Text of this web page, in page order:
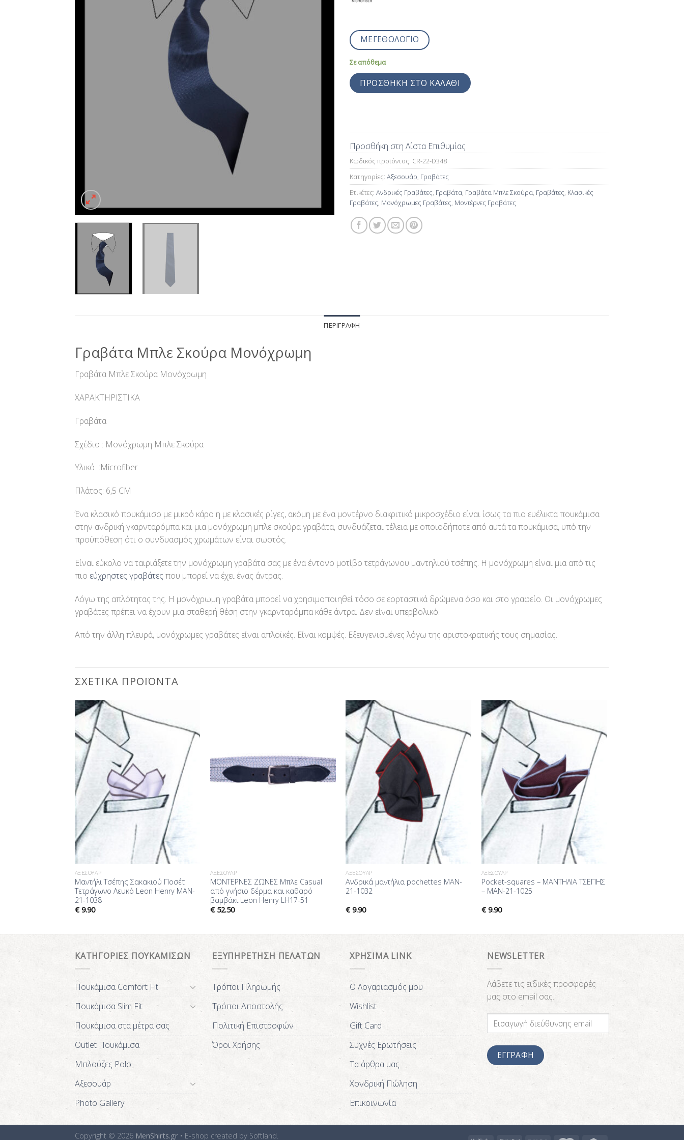
ΜΕΓΕΘΟΛΟΓΙΟ
Σε απόθεμα
ΠΡΟΣΘΉΚΗ ΣΤΟ ΚΑΛΆΘΙ
Προσθήκη στη Λίστα Επιθυμίας
Κωδικός προϊόντος: CR-22-D348
Κατηγορίες: Αξεσουάρ, Γραβάτες
Ετικέτες: Ανδρικές Γραβάτες, Γραβάτα, Γραβάτα Μπλε Σκούρα, Γραβάτες, Κλασικές
Γραβάτες, Μονόχρωμες Γραβάτες, Μοντέρνες Γραβάτες
ΠΕΡΙΓΡΑΦΉ
Γραβάτα Μπλε Σκούρα Μονόχρωμη
Γραβάτα Μπλε Σκούρα Μονόχρωμη
ΧΑΡΑΚΤΗΡΙΣΤΙΚΑ
Γραβάτα
Σχέδιο : Μονόχρωμη Μπλε Σκούρα
Υλικό :Microfiber
Πλάτος: 6,5 CM
Ένα κλασικό πουκάμισο με μικρό κάρο η με κλασικές ρίγες, ακόμη με ένα μοντέρνο διακριτικό μικροσχέδιο είναι ίσως τα πιο ευέλικτα πουκάμισα
στην ανδρική γκαρνταρόμπα και μια μονόχρωμη μπλε σκούρα γραβάτα, συνδυάζεται τέλεια με οποιοδήποτε από αυτά τα πουκάμισα, υπό την
προϋπόθεση ότι ο συνδυασμός χρωμάτων είναι σωστός.
Είναι εύκολο να ταιριάξετε την μονόχρωμη γραβάτα σας με ένα έντονο μοτίβο τετράγωνου μαντηλιού τσέπης. Η μονόχρωμη είναι μια από τις
πιο εύχρηστες γραβάτες που μπορεί να έχει ένας άντρας.
Λόγω της απλότητας της. Η μονόχρωμη γραβάτα μπορεί να χρησιμοποιηθεί τόσο σε εορταστικά δρώμενα όσο και στο γραφείο. Οι μονόχρωμες
γραβάτες πρέπει να έχουν μια σταθερή θέση στην γκαρνταρόμπα κάθε άντρα. Δεν είναι υπερβολικό.
Από την άλλη πλευρά, μονόχρωμες γραβάτες είναι απλοϊκές. Είναι κομψές. Εξευγενισμένες λόγω της αριστοκρατικής τους σημασίας.
ΣΧΕΤΙΚΆ ΠΡΟΪΌΝΤΑ
Προσθήκη
στη Λίστα
Επιθυμίας
ΑΞΕΣΟΥΆΡ
Μαντήλι Τσέπης Σακακιού Ποσέτ
Τετράγωνο Λευκό Leon Henry MAN-
21-1038
€9.90
ΑΞΕΣΟΥΆΡ
ΜΟΝΤΕΡΝΕΣ ΖΩΝΕΣ Μπλε Casual
από γνήσιο δέρμα και καθαρό
βαμβάκι Leon Henry LH17-51
€52.50
Προσθήκη
στη Λίστα
Επιθυμίας
ΑΞΕΣΟΥΆΡ
Ανδρικά μαντήλια pochettes MAN-
21-1032
€9.90
Προσθήκη
στη Λίστα
Επιθυμίας
ΑΞΕΣΟΥΆΡ
Pocket-squares – ΜΑΝΤΗΛΙΑ ΤΣΕΠΗΣ
– MAN-21-1025
€9.90
ΚΑΤΗΓΟΡΙΕΣ ΠΟΥΚΑΜΙΣΩΝ
Πουκάμισα Comfort Fit
Πουκάμισα Slim Fit
Πουκάμισα στα μέτρα σας
Outlet Πουκάμισα
Μπλούζες Polo
Αξεσουάρ
Photo Gallery
ΕΞΥΠΗΡΕΤΗΣΗ ΠΕΛΑΤΩΝ
Τρόποι Πληρωμής
Τρόποι Αποστολής
Πολιτική Επιστροφών
Όροι Χρήσης
ΧΡΗΣΙΜΑ LINK
Ο Λογαριασμός μου
Wishlist
Gift Card
Συχνές Ερωτήσεις
Τα άρθρα μας
Χονδρική Πώληση
Επικοινωνία
NEWSLETTER
Λάβετε τις ειδικές προσφορές
μας στο email σας.
Copyright © 2026 MenShirts.gr • E-shop created by Softland.